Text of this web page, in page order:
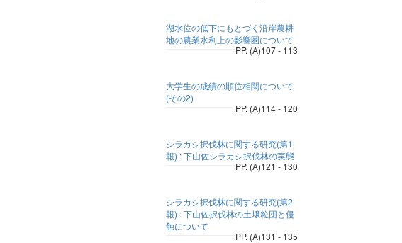
湖水位の低下にもとづく沿岸農耕
地の農業水利上の影響圏について
PP. (A)107 - 113
大学生の成績の順位相関について
(その2)
PP. (A)114 - 120
シラカシ択伐林に関する研究(第1
報) : 下山佐シラカシ択伐林の実態
PP. (A)121 - 130
シラカシ択伐林に関する研究(第2
報) : 下山佐択伐林の土壌粒団と侵
蝕について
PP. (A)131 - 135